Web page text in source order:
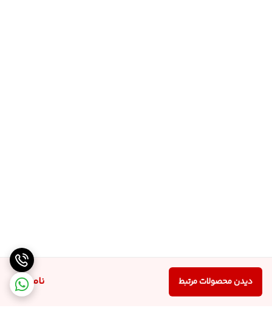
ناموجود دیدن محصولات مرتبط